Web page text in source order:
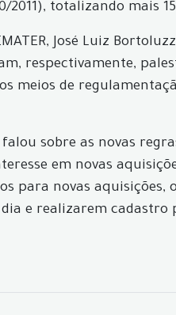
2011), totalizando mais
José Luiz
respectivamente,
de
sobre as novas
em novas
para novas
e realizarem cadastro